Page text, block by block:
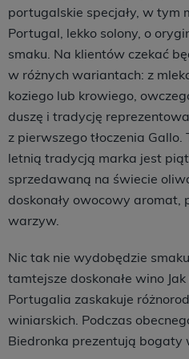
portugalskie specjały, w tym
Portugal, lekko solony, o
smaku. Na klientów czekać
w różnych wariantach: z
koziego lub krowiego,
duszę i tradycję
z pierwszego tłoczenia
letnią tradycją marka jest
sprzedawaną na świecie
doskonały owocowy aromat,
warzyw.
Nic tak nie wydobędzie
tamtejsze doskonałe wino
Portugalia zaskakuje
winiarskich. Podczas
Biedronka prezentują bogaty